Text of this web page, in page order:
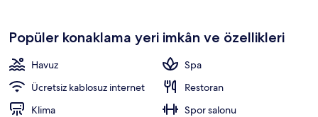
Popüler konaklama yeri imkân ve özellikleri
Havuz
Spa
Ücretsiz kablosuz internet
Restoran
Klima
Spor salonu